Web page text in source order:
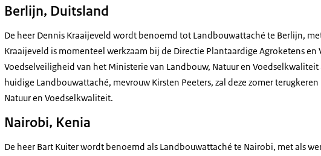
Berlijn, Duitsland
De heer Dennis Kraaijeveld wordt benoemd tot Landbouwattaché te Berlijn,
Kraaijeveld is momenteel werkzaam bij de Directie Plantaardige Agroketens en
Voedselveiligheid van het Ministerie van Landbouw, Natuur en Voedselkwaliteit
huidige Landbouwattaché, mevrouw Kirsten Peeters, zal deze zomer
Natuur en Voedselkwaliteit.
Nairobi, Kenia
De heer Bart Kuiter wordt benoemd als Landbouwattaché te Nairobi, met als